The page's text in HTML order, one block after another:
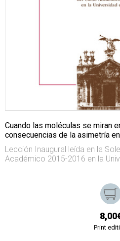
Cuando las moléculas se miran
consecuencias de la asimetría
Lección Inaugural leída en la
Académico 2015-2016 en la
Print